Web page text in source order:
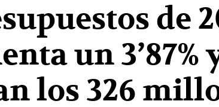
de
un 3’87%
los 326